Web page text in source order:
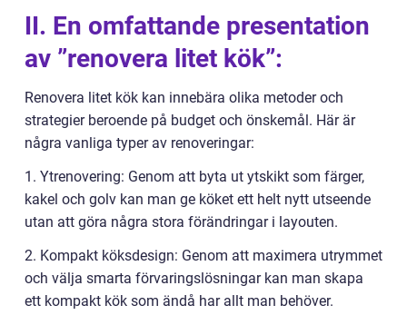
II. En omfattande presentation
av ”renovera litet kök”:
Renovera litet kök kan innebära olika metoder och
strategier beroende på budget och önskemål. Här är
några vanliga typer av renoveringar:
1. Ytrenovering: Genom att byta ut ytskikt som färger,
kakel och golv kan man ge köket ett helt nytt utseende
utan att göra några stora förändringar i layouten.
2. Kompakt köksdesign: Genom att maximera utrymmet
och välja smarta förvaringslösningar kan man skapa
ett kompakt kök som ändå har allt man behöver.